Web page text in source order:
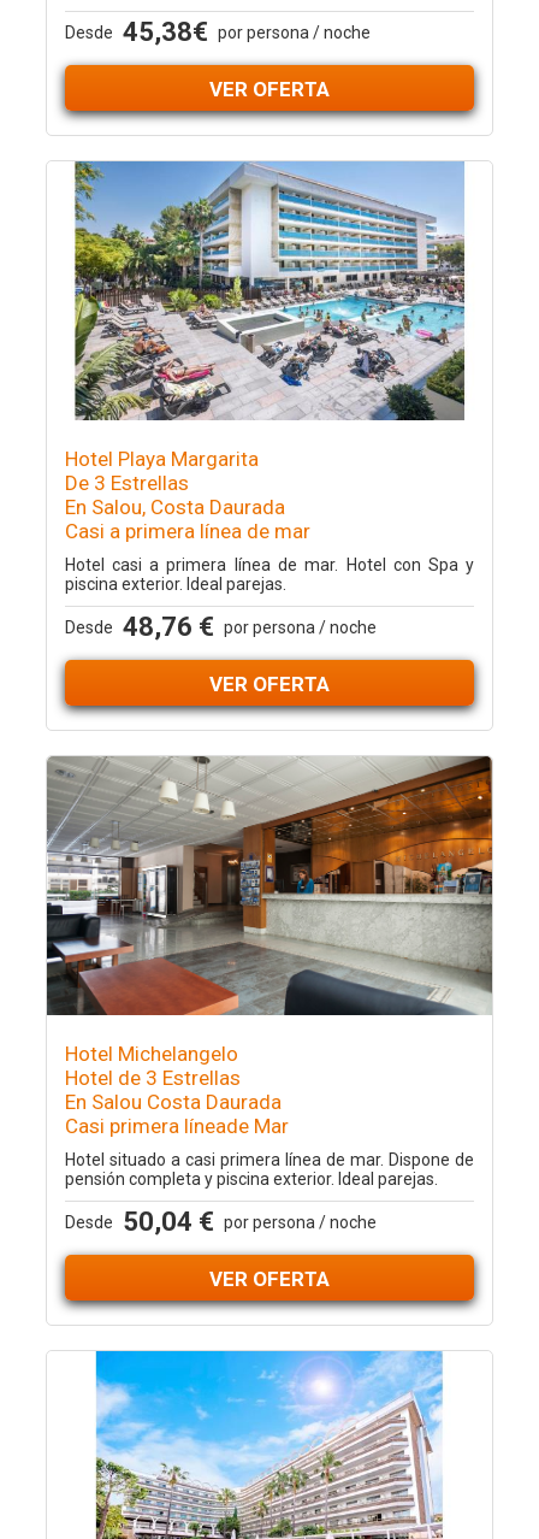
Desde 45,38€ por persona / noche
VER OFERTA
Hotel Playa Margarita
De 3 Estrellas
En Salou, Costa Daurada
Casi a primera línea de mar
Hotel casi a primera línea de mar. Hotel con Spa y
piscina exterior. Ideal parejas.
Desde 48,76 € por persona / noche
VER OFERTA
Hotel Michelangelo
Hotel de 3 Estrellas
En Salou Costa Daurada
Casi primera líneade Mar
Hotel situado a casi primera línea de mar. Dispone de
pensión completa y piscina exterior. Ideal parejas.
Desde 50,04 € por persona / noche
VER OFERTA